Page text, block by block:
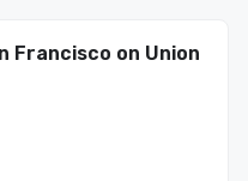
Francisco on Union